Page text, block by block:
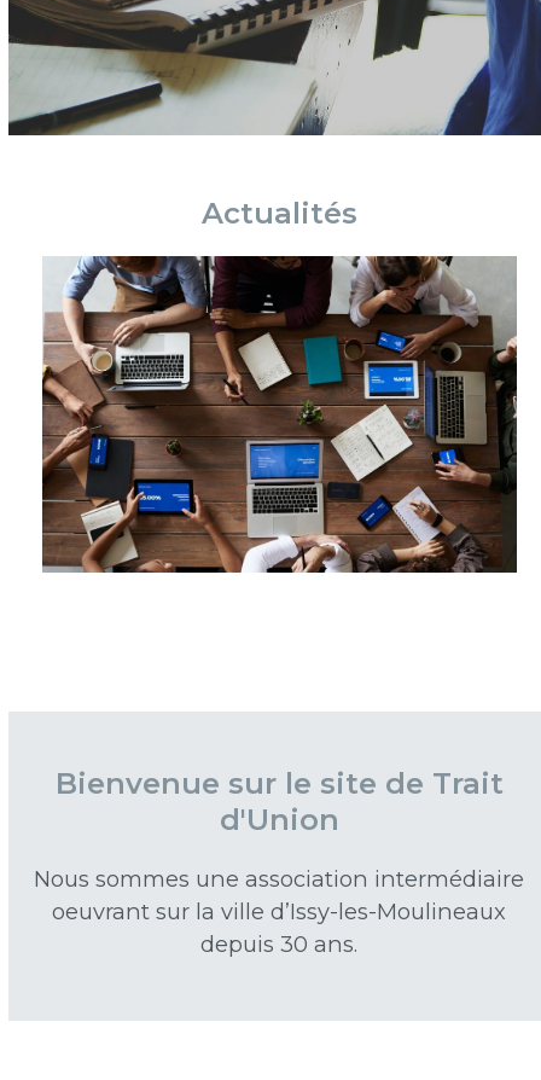
Actualités
Bienvenue sur le site de Trait
d'Union
Nous sommes une association intermédiaire
oeuvrant sur la ville d’Issy-les-Moulineaux
depuis 30 ans.